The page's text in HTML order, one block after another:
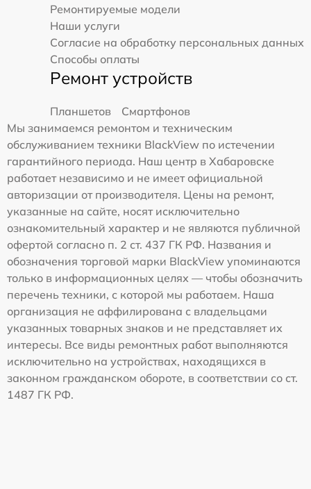
Ремонтируемые модели
Наши услуги
Согласие на обработку персональных данных
Способы оплаты
Ремонт устройств
Планшетов
Смартфонов
Мы занимаемся ремонтом и техническим
обслуживанием техники BlackView по истечении
гарантийного периода. Наш центр в Хабаровске
работает независимо и не имеет официальной
авторизации от производителя. Цены на ремонт,
указанные на сайте, носят исключительно
ознакомительный характер и не являются публичной
офертой согласно п. 2 ст. 437 ГК РФ. Названия и
обозначения торговой марки BlackView упоминаются
только в информационных целях — чтобы обозначить
перечень техники, с которой мы работаем. Наша
организация не аффилирована с владельцами
указанных товарных знаков и не представляет их
интересы. Все виды ремонтных работ выполняются
исключительно на устройствах, находящихся в
законном гражданском обороте, в соответствии со ст.
1487 ГК РФ.